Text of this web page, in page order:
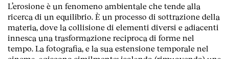
L’erosione è un fenomeno ambientale che tende alla
ricerca di un equilibrio. È un processo di sottrazione della
materia, dove la collisione di elementi diversi e adiacenti
innesca una trasformazione reciproca di forme nel
tempo. La fotografia, e la sua estensione temporale nel